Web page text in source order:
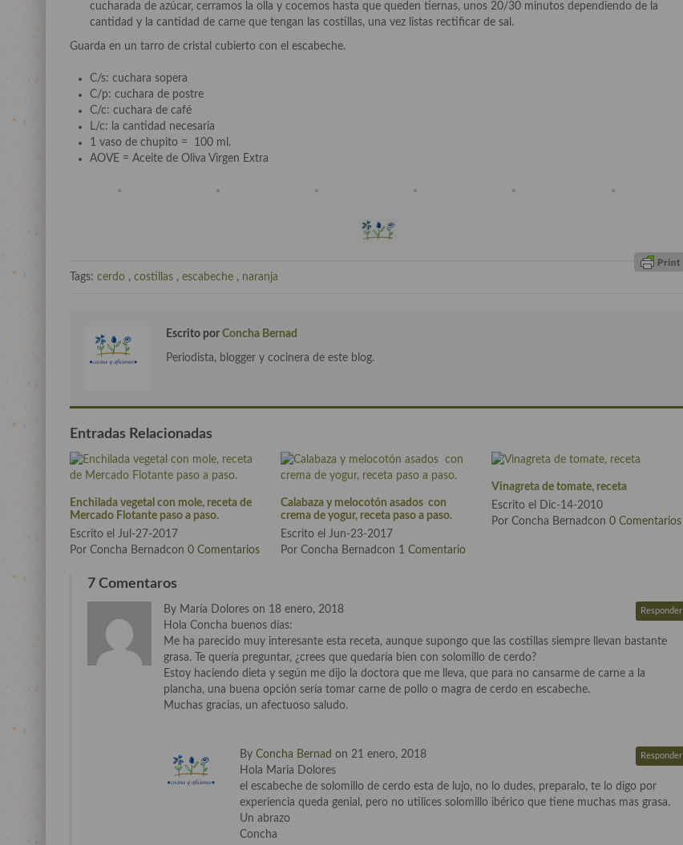
cucharada de azúcar, cerramos la olla y cocemos hasta que queden tiernas, unos 20/30 minutos dependiendo de la
cantidad y la cantidad de carne que tengan las costillas, una vez listas rectificar de sal.
Guarda en un tarro de cristal cubierto con el escabeche.
C/s: cuchara sopera
C/p: cuchara de postre
C/c: cuchara de café
L/c: la cantidad necesaria
1 vaso de chupito = 100 ml.
AOVE = Aceite de Oliva Virgen Extra
Tags: cerdo , costillas , escabeche , naranja
Escrito por Concha Bernad
Periodista, blogger y cocinera de este blog.
Entradas Relacionadas
Enchilada vegetal con mole, receta de
Mercado Flotante paso a paso.
Escrito el Jul-27-2017
Por Concha Bernadcon 0 Comentarios
Calabaza y melocotón asados con
crema de yogur, receta paso a paso.
Escrito el Jun-23-2017
Por Concha Bernadcon 1 Comentario
Vinagreta de tomate, receta
Escrito el Dic-14-2010
Por Concha Bernadcon0 Comentarios
7 Comentaros
By María Dolores on 18 enero, 2018 Responder
Hola Concha buenos días:
Me ha parecido muy interesante esta receta, aunque supongo que las costillas siempre llevan bastante
grasa. Te quería preguntar, ¿crees que quedaría bien con solomillo de cerdo?
Estoy haciendo dieta y según me dijo la doctora que me lleva, que para no cansarme de carne a la
plancha, una buena opción sería tomar carne de pollo o magra de cerdo en escabeche.
Muchas gracias, un afectuoso saludo.
By Concha Bernad on 21 enero, 2018 Responder
Hola Maria Dolores
el escabeche de solomillo de cerdo esta de lujo, no lo dudes, preparalo, te lo digo por
experiencia queda genial, pero no utilices solomillo ibérico que tiene muchas mas grasa.
Un abrazo
Concha